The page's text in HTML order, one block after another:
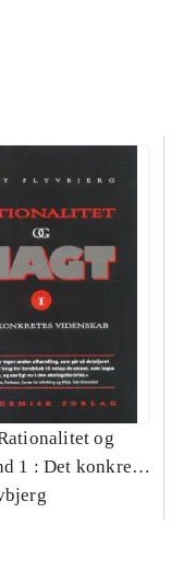
og
1 : Det konkretes